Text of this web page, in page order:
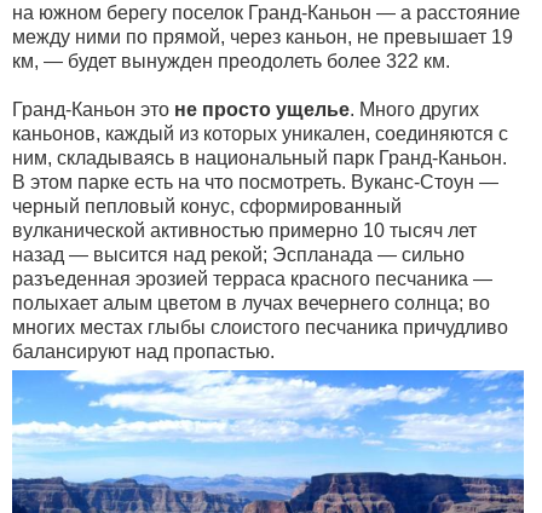
на южном берегу поселок Гранд-Каньон — а расстояние
между ними по прямой, через каньон, не превышает 19
км, — будет вынужден преодолеть более 322 км.
Гранд-Каньон это не просто ущелье. Много других
каньонов, каждый из которых уникален, соединяются с
ним, складываясь в национальный парк Гранд-Каньон.
В этом парке есть на что посмотреть. Вуканс-Стоун —
черный пепловый конус, сформированный
вулканической активностью примерно 10 тысяч лет
назад — высится над рекой; Эспланада — сильно
разъеденная эрозией терраса красного песчаника —
полыхает алым цветом в лучах вечернего солнца; во
многих местах глыбы слоистого песчаника причудливо
балансируют над пропастью.